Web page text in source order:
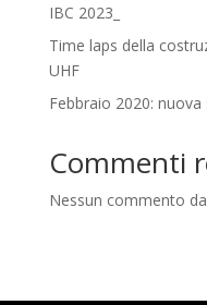
IBC 2023_
Time laps della
UHF
Febbraio 2020:
Commenti
Nessun commento